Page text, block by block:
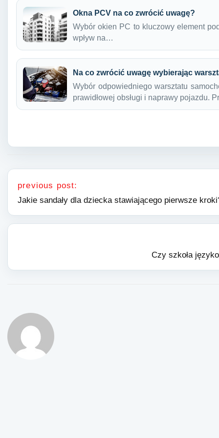
Okna PCV na co zwrócić uwagę?
Wybór okien PC to kluczowy element
wpływ na…
Na co zwrócić uwagę wybierając
Wybór odpowiedniego warsztatu
prawidłowej obsługi i naprawy pojazdu.
Nawigacja wpisu
previous post:
Jakie sandały dla dziecka stawiającego pierwsze
Czy szkoła